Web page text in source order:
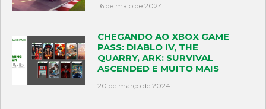
16 de maio de 2024
CHEGANDO AO XBOX GAME
PASS: DIABLO IV, THE
QUARRY, ARK: SURVIVAL
ASCENDED E MUITO MAIS
20 de março de 2024